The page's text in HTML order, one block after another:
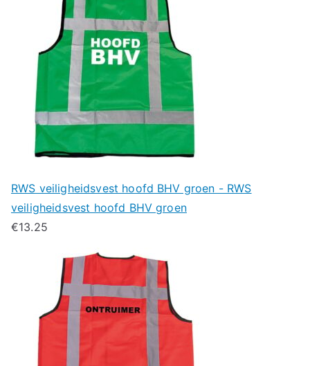
RWS veiligheidsvest hoofd BHV groen - RWS
veiligheidsvest hoofd BHV groen
€13.25